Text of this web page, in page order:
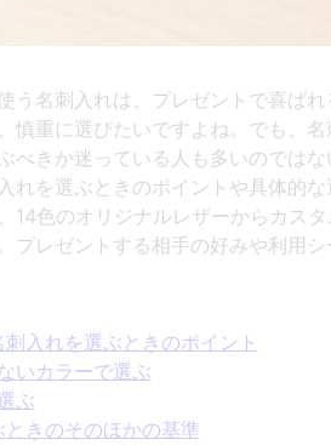
う名刺入れは、プレゼントで喜ば
慎重に選びたいですよね。でも、
べきか迷っている人も多いのではな
れを選ぶときのポイントや具体的な
14色のオリジナルレザーからカス
プレゼントする相手の好みや利用
入れを選ぶときのポイント
いカラーで選ぶ
ぶ
きのそのほかの基準